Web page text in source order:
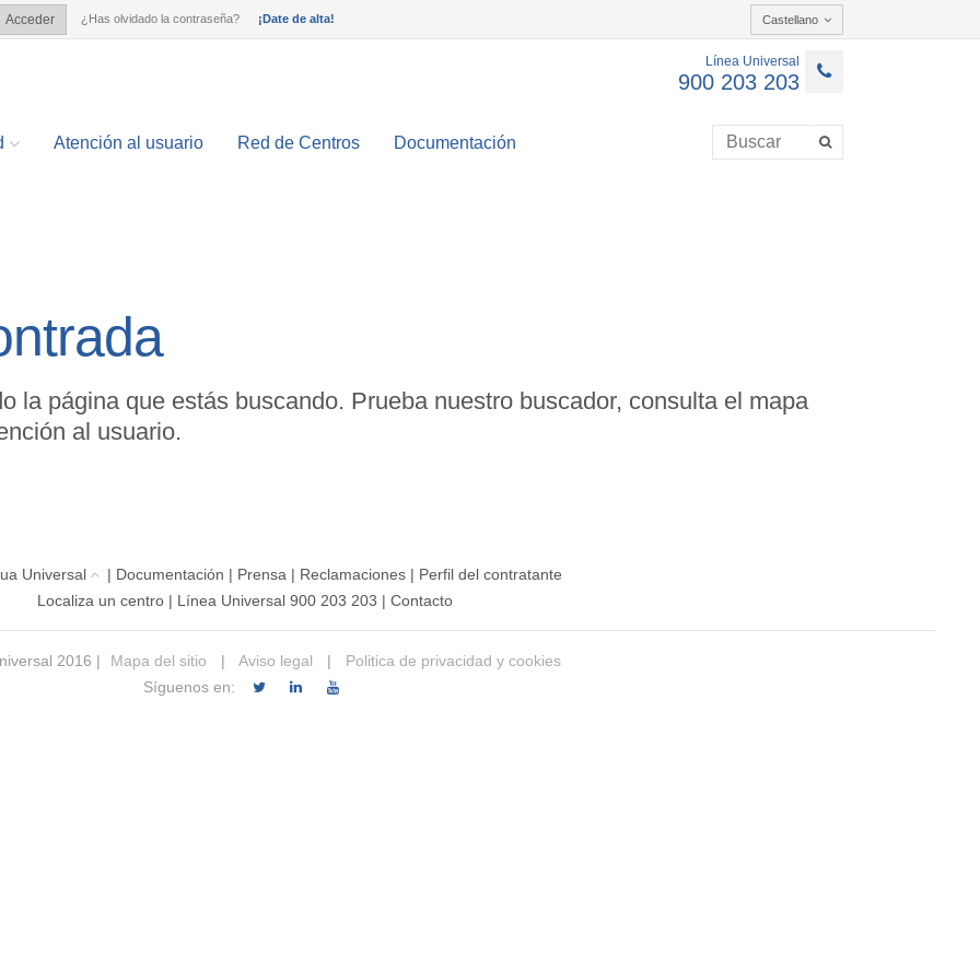
Acceder ¿Has olvidado la contraseña? ¡Date de alta! Castellano
Línea Universal
900 203 203
Atención al usuario Red de Centros Documentación
la página que estás buscando. Prueba nuestro buscador, consulta el mapa
al usuario.
Universal | Documentación | Prensa | Reclamaciones | Perfil del contratante
Localiza un centro | Línea Universal 900 203 203 | Contacto
2016 | Mapa del sitio | Aviso legal |
Politica de privacidad y cookies
Síguenos en: